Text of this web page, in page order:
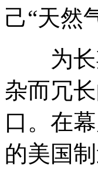
己“天然
为长期
杂而冗
口。在
的美国